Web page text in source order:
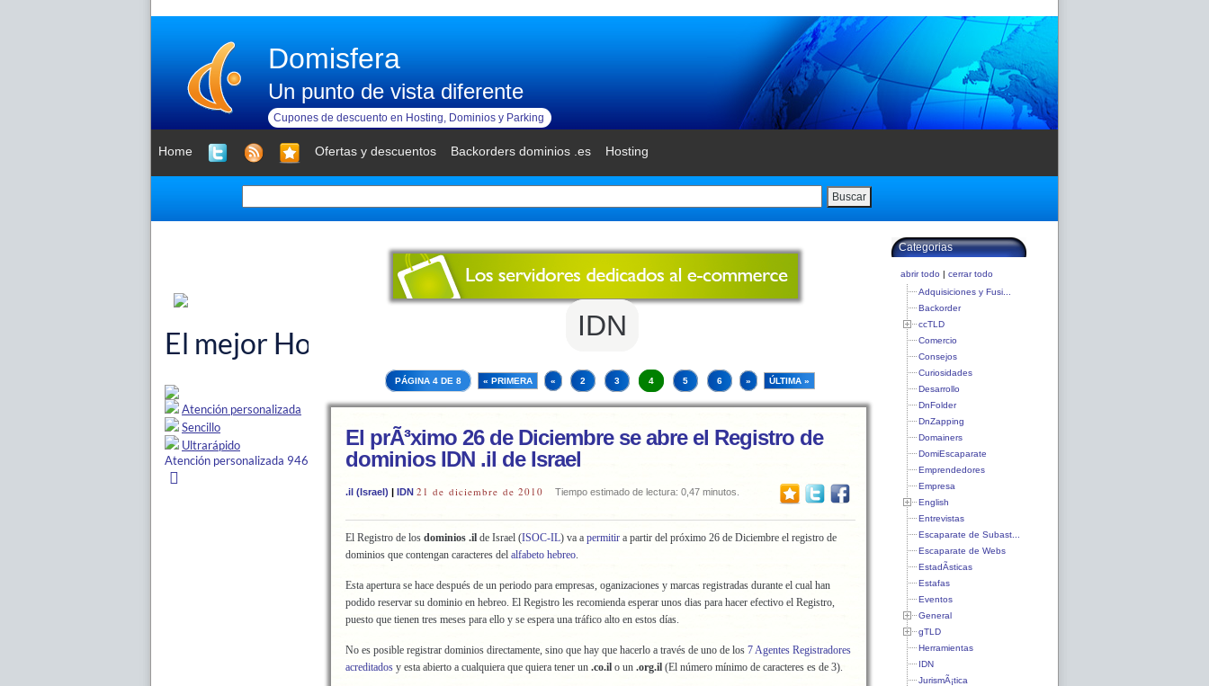
Domisfera
Un punto de vista diferente
Cupones de descuento en Hosting, Dominios y Parking
Home Ofertas y descuentos Backorders dominios .es Hosting
Buscar
IDN
PÁGINA 4 DE 8 « PRIMERA « 2 3 4 5 6 » ÚLTIMA »
El prÃ³ximo 26 de Diciembre se abre el Registro de
dominios IDN .il de Israel
.il (Israel) | IDN 21 de diciembre de 2010 Tiempo estimado de lectura: 0,47 minutos.
El Registro de los dominios .il de Israel (ISOC-IL) va a permitir a partir del próximo 26 de Diciembre el registro de
dominios que contengan caracteres del alfabeto hebreo.
Esta apertura se hace después de un periodo para empresas, oganizaciones y marcas registradas durante el cual han
podido reservar su dominio en hebreo. El Registro les recomienda esperar unos dias para hacer efectivo el Registro,
puesto que tienen tres meses para ello y se espera una tráfico alto en estos días.
No es posible registrar dominios directamente, sino que hay que hacerlo a través de uno de los 7 Agentes Registradores
acreditados y esta abierto a cualquiera que quiera tener un .co.il o un .org.il (El número mínimo de caracteres es de 3).
Categorias
abrir todo | cerrar todo
Adquisiciones y Fusi...
Backorder
ccTLD
Comercio
Consejos
Curiosidades
Desarrollo
DnFolder
DnZapping
Domainers
DomiEscaparate
Emprendedores
Empresa
English
Entrevistas
Escaparate de Subast...
Escaparate de Webs
EstadÃ­sticas
Estafas
Eventos
General
gTLD
Herramientas
IDN
JurismÃ¡tica